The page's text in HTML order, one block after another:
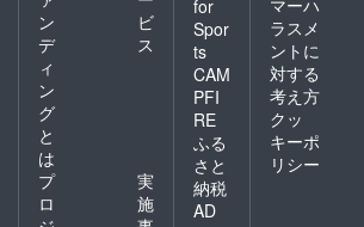
ン
デ
ィ
ン
グ
と
は
ビ
ス
プ
ロ
実
施
for
Spor
ts
CAM
PFI
RE
ふる
さと
納税
AD
マーハ
ラスメ
ントに
対する
考え方
クッ
キーポ
リシー